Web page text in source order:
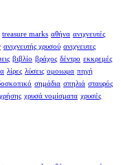
treasure marks αθήνα ανιχνευτές
ανιχνευτής χρυσού ανιχνευτες
βιβλίο βράχος δέντρο εκκρεμές
λίρες λύσεις ομοιωμα πηγή
σημάδια σπηλιά σταυρός
χρήσης χρυσά νομίσματα χρυσές